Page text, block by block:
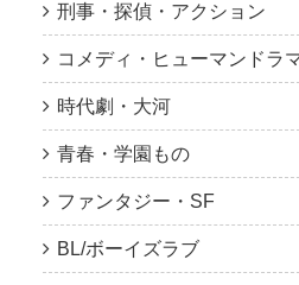
刑事・探偵・アクション
コメディ・ヒューマンドラ
時代劇・大河
青春・学園もの
ファンタジー・SF
BL/ボーイズラブ